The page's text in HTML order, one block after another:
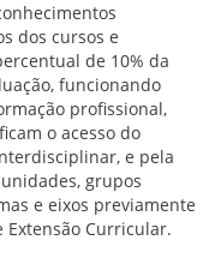
dos cursos e
de 10% da
funcionando
profissional,
o acesso do
e pela
grupos
e eixos previamente
Extensão Curricular.